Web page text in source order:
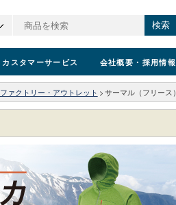
検索
カスタマーサービス 会社概要 ・採用情報
ファクトリー・アウトレット > サーマル（フリース）